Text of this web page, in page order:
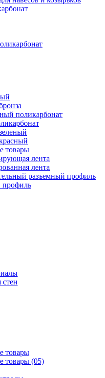
поликарбонат
товары
лента
лента
разъемный профиль
профиль
стен
товары
товары (05)